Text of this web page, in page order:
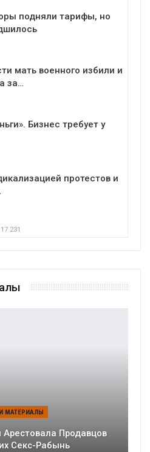
подняли тарифы, но
мать военного избили и
за…
Бизнес требует у
протестов и
231
МАТЕРИАЛЫ
Продавцов
Секс-Рабынь